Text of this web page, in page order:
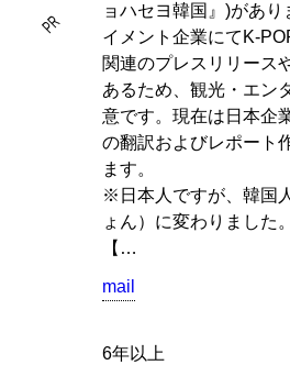
PR
ョハセヨ韓国』)があ
イメント企業にてK-
関連のプレスリリース
あるため、観光・エン
意です。現在は日本企
の翻訳およびレポート
ます。
※日本人ですが、韓国
ょん）に変わりました。
【…
mail
6年以上